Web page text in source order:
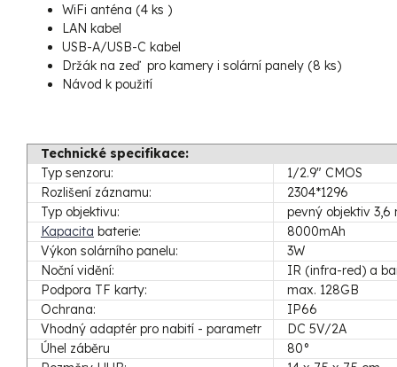
WiFi anténa (4 ks )
LAN kabel
USB-A/USB-C kabel
Držák na zeď pro kamery i solární panely (8 ks)
Návod k použití
Technické specifikace:
Typ senzoru:
1/2.9" CMOS
Rozlišení záznamu:
2304*1296
Typ objektivu:
pevný objektiv
Kapacita baterie:
8000mAh
Výkon solárního panelu:
3W
Noční vidění:
IR (infra-red) a
Podpora TF karty:
max. 128GB
Ochrana:
IP66
Vhodný adaptér pro nabití - parametr
DC 5V/2A
Úhel záběru
80°